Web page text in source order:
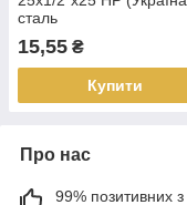
сталь
15,55 ₴
Купити
Про нас
99% позитивних з